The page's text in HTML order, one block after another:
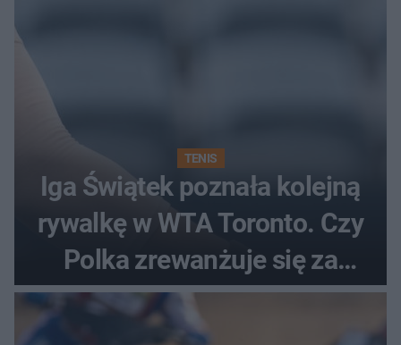
TENIS
Iga Świątek poznała kolejną
rywalkę w WTA Toronto. Czy
Polka zrewanżuje się za
ostatnią porażkę?